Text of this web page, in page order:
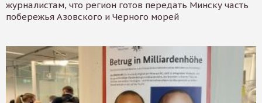
журналистам, что регион готов передать Минску часть
побережья Азовского и Черного морей